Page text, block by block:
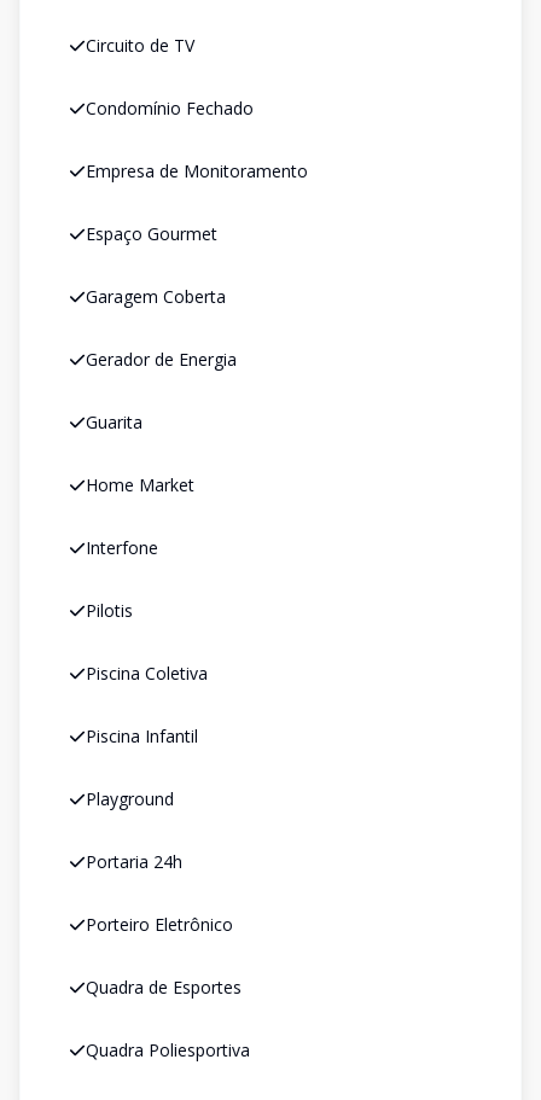
Circuito de TV
Condomínio Fechado
Empresa de Monitoramento
Espaço Gourmet
Garagem Coberta
Gerador de Energia
Guarita
Home Market
Interfone
Pilotis
Piscina Coletiva
Piscina Infantil
Playground
Portaria 24h
Porteiro Eletrônico
Quadra de Esportes
Quadra Poliesportiva